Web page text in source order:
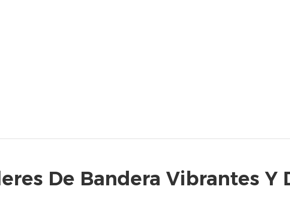
De Bandera Vibrantes Y